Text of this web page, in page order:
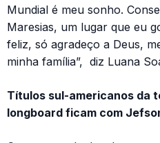
Mundial é meu sonho.
Maresias, um lugar que eu
feliz, só agradeço a Deus,
minha família”, diz Luana
Títulos sul-americanos da
longboard ficam com